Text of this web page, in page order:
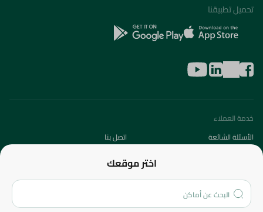
اختر موقعك
تحميل تطبيقنا
خدمة العملاء
الأسئلة الشائعة
اتصل بنا
من نحن؟
الفروع
المزيد